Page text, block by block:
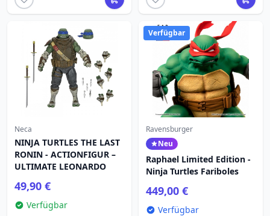
Neca
NINJA TURTLES THE LAST
RONIN - ACTIONFIGUR –
ULTIMATE LEONARDO
49,90 €
Verfügbar
Verfügbar
Ravensburger
Neu
Raphael Limited Edition -
Ninja Turtles Fariboles
449,00 €
Verfügbar